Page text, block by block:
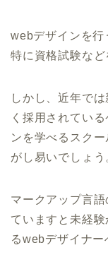
webデザインを行
特に資格試験など
しかし、近年で
く採用されてい
ンを学べるスク
がし易いでしょう
マークアップ言
ていますと未経
るwebデザイナー